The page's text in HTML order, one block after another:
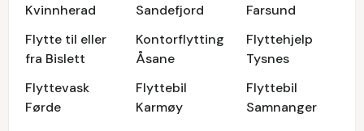
Kvinnherad
Sandefjord
Farsund
Flytte til eller
fra Bislett
Kontorflytting
Åsane
Flyttehjelp
Tysnes
Flyttevask
Førde
Flyttebil
Karmøy
Flyttebil
Samnanger